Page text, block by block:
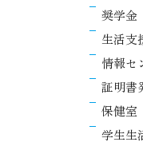
奨学金
生活支
情報セ
証明書
保健室
学生生